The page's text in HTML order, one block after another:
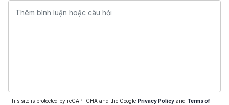
This site is protected by reCAPTCHA and the Google Privacy Policy and Terms of